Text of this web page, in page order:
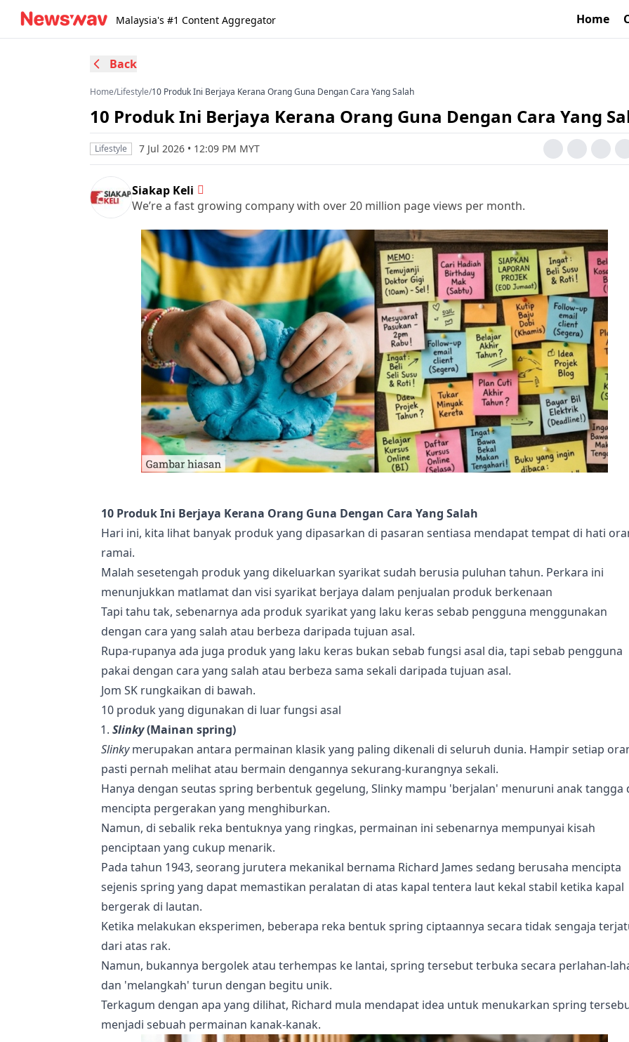
Malaysia's #1 Content Aggregator Home
Back
Home/Lifestyle/10 Produk Ini Berjaya Kerana Orang Guna Dengan Cara Yang Salah
10 Produk Ini Berjaya Kerana Orang Guna Dengan Cara Yang
Lifestyle 7 Jul 2026 • 12:09 PM MYT
Siakap Keli
We’re a fast growing company with over 20 million page views per month.
10 Produk Ini Berjaya Kerana Orang Guna Dengan Cara Yang Salah
Hari ini, kita lihat banyak produk yang dipasarkan di pasaran sentiasa mendapat tempat di hati
ramai.
Malah sesetengah produk yang dikeluarkan syarikat sudah berusia puluhan tahun. Perkara ini
menunjukkan matlamat dan visi syarikat berjaya dalam penjualan produk berkenaan
Tapi tahu tak, sebenarnya ada produk syarikat yang laku keras sebab pengguna menggunakan
dengan cara yang salah atau berbeza daripada tujuan asal.
Rupa-rupanya ada juga produk yang laku keras bukan sebab fungsi asal dia, tapi sebab pengguna
pakai dengan cara yang salah atau berbeza sama sekali daripada tujuan asal.
Jom SK rungkaikan di bawah.
10 produk yang digunakan di luar fungsi asal
Slinky(Mainan spring)
Slinkymerupakan antara permainan klasik yang paling dikenali di seluruh dunia. Hampir setiap
pasti pernah melihat atau bermain dengannya sekurang-kurangnya sekali.
Hanya dengan seutas spring berbentuk gegelung, Slinky mampu 'berjalan' menuruni anak tangga
mencipta pergerakan yang menghiburkan.
Namun, di sebalik reka bentuknya yang ringkas, permainan ini sebenarnya mempunyai kisah
penciptaan yang cukup menarik.
Pada tahun 1943, seorang jurutera mekanikal bernama Richard James sedang berusaha mencipta
sejenis spring yang dapat memastikan peralatan di atas kapal tentera laut kekal stabil ketika kapal
bergerak di lautan.
Ketika melakukan eksperimen, beberapa reka bentuk spring ciptaannya secara tidak sengaja
dari atas rak.
Namun, bukannya bergolek atau terhempas ke lantai, spring tersebut terbuka secara perlahan-
dan 'melangkah' turun dengan begitu unik.
Terkagum dengan apa yang dilihat, Richard mula mendapat idea untuk menukarkan spring
menjadi sebuah permainan kanak-kanak.